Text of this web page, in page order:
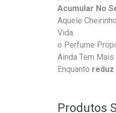
Acumular No
Aquele
Vida.
o Perfume
Ainda Tem
Enquanto reduz
Produtos